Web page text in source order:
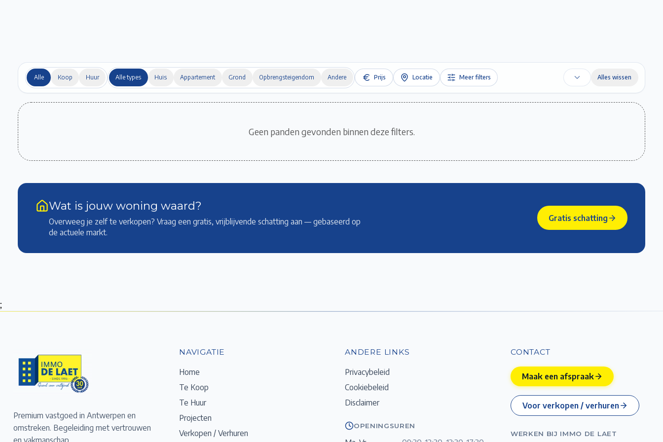
Alle Koop Huur Alle types Huis Appartement Grond Opbrengsteigendom Andere Prijs Locatie Meer filters Alles wissen
Geen panden gevonden binnen deze filters.
Wat is jouw woning waard?
Overweeg je zelf te verkopen? Vraag een gratis, vrijblijvende schatting aan — gebaseerd op
de actuele markt
Gratis schatting
;
Premium vastgoed in Antwerpen en
omstreken. Begeleiding met vertrouwen
en vakmanschap.
NAVIGATIE
Home
Te Koop
Te Huur
Projecten
Verkopen / Verhuren
ANDERE LINKS
Privacybeleid
Cookiebeleid
Disclaimer
OPENINGSUREN
CONTACT
Maak een afspraak
Voor verkopen / verhuren
WERKEN BIJ IMMO DE LAET